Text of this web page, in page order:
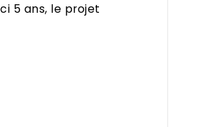
5 ans, le projet